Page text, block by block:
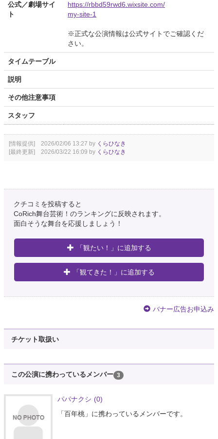
公式／劇場サイ
ト
https://rbbd59rwd6.wixsite.com/
my-site-1
※正式な公演情報は公式サイトでご確認くだ
さい。
タイムテーブル
説明
その他注意事項
スタッフ
[情報提供] 2026/02/06 13:27 by くらひなき
[最終更新] 2026/03/22 16:09 by くらひなき
クチコミを投稿すると
CoRich舞台芸術！のランキングに反映されます。
面白そうな舞台を応援しましょう！
「観たい！」に追加する
「観てきた！」に追加する
バナー広告お申込み
チケット取扱い
この公演に携わっているメンバー 3
パパナクシ (0)
「百年桃」に携わっているメンバーです。